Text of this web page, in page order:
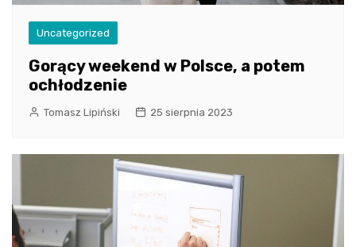
Uncategorized
Gorący weekend w Polsce, a potem
ochłodzenie
Tomasz Lipiński 25 sierpnia 2023